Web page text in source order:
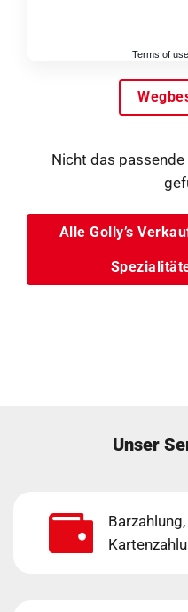
Terms of use
Nicht das
Alle Golly’s
Unser